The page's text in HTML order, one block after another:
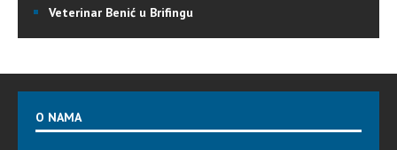
Veterinar Benić u Brifingu
O NAMA